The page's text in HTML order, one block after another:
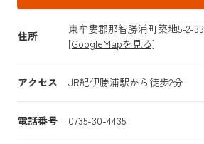
住所
東牟婁郡那智勝浦町築地5-2-33
[GoogleMapを見る]
アクセス JR紀伊勝浦駅から徒歩2分
電話番号 0735-30-4435